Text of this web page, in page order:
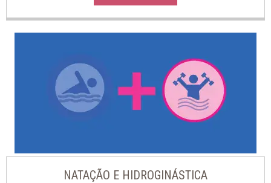
NATAÇÃO E HIDROGINÁSTICA